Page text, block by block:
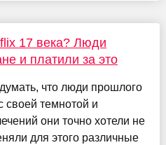
17 века? Люди
и платили за это
что люди прошлого
своей темнотой и
они точно хотели не
для этого различные